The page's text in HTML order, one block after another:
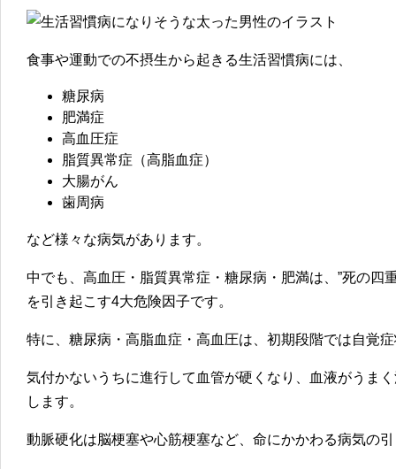
食事や運動での不摂生から起きる生活習慣病には、
糖尿病
肥満症
高血圧症
脂質異常症（高脂血症）
大腸がん
歯周病
など様々な病気があります。
中でも、高血圧・脂質異常症・糖尿病・肥満は、 ”死の四
を引き起こす4大危険因子です。
特に、糖尿病・高脂血症・高血圧は、初期段階では自覚
気付かないうちに進行して血管が硬くなり、血液がうま
します。
動脈硬化は脳梗塞や心筋梗塞など、命にかかわる病気の